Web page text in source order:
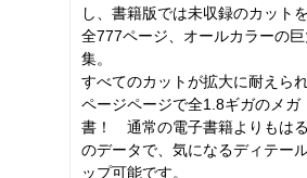
し、書籍版では未収録のカット
全777ページ、オールカラーの
集。
すべてのカットが拡大に耐えら
ページページで全1.8ギガのメガ
書！ 通常の電子書籍よりもは
のデータで、気になるディテー
ップ可能です。